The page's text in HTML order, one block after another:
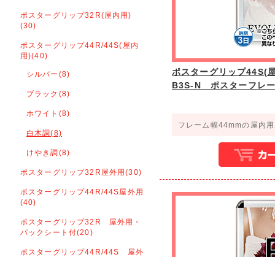
ポスターグリップ32R(屋内用)
(30)
ポスターグリップ44R/44S(屋内
用)(40)
シルバー(8)
ブラック(8)
ホワイト(8)
白木調(8)
けやき調(8)
ポスターグリップ32R屋外用(30)
ポスターグリップ44R/44S屋外用
(40)
ポスターグリップ32R 屋外用・
パックシート付(20)
ポスターグリップ44R/44S 屋外
ポスターグリップ44S(
B3S-N ポスターフレ
フレーム幅44mmの屋内